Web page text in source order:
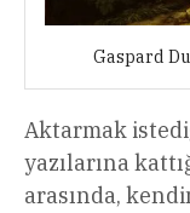
Gaspard
Aktarmak
yazılarına
arasında,